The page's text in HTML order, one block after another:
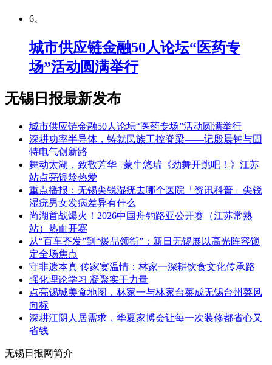
6、
城市供应链金融50人论坛“医药专
场”活动圆满举行
无锡日报最新发布
城市供应链金融50人论坛“医药专场”活动圆满举行
深耕功率半导体，铸就民族工控脊梁——记殷晨钟与固
特电气创新路
舞动太湖，致敬芳华 | 蒙牛悠瑞《劲舞开跳吧！》江苏
站点亮银龄热爱
重点播报：无锡尖锐湿疣去哪个医院「资讯科普」尖锐
湿疣男女发病差异有什么
尚湖首战爆火！2026中国舟钓路亚公开赛（江苏常熟
站）热血开赛
从“百车齐发”到“爆品领衔”：新日无锡展以高光阵容锁
定全场焦点
守非遗本真 传家宴温情：林家一深耕饮食文化传承路
强化理论学习 凝聚实干力量​
点亮锡城美食地图，林家一与林家台菜成无锡台州菜风
向标
深耕江阴人居需求，华夏家博会让每一次装修都省心又
省钱
无锡日报网简介